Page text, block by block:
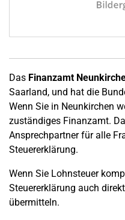
Das Finanzamt
Saarland, und hat die
Wenn Sie in Neunkirchen
zuständiges Finanzamt.
Ansprechpartner für alle
Steuererklärung.
Wenn Sie Lohnsteuer
Steuererklärung auch
übermitteln.